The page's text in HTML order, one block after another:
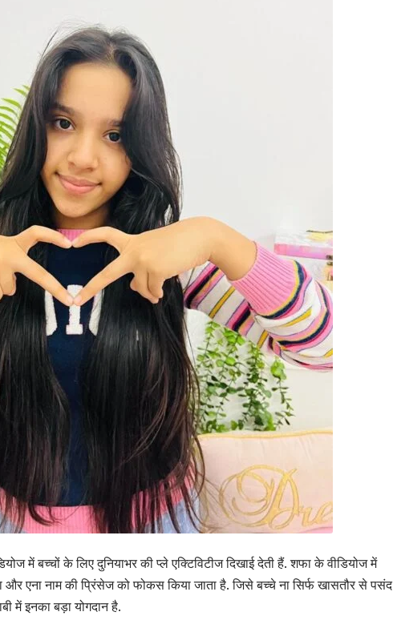
में बच्चों के लिए दुनियाभर की प्ले एक्टिविटीज दिखाई देती हैं. शफा के वीडियोज में
और एना नाम की प्रिंसेज को फोकस किया जाता है. जिसे बच्चे ना सिर्फ खासतौर से पसंद
में इनका बड़ा योगदान है.